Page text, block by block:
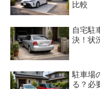
比較
自宅駐
決！状
駐車場
る？必